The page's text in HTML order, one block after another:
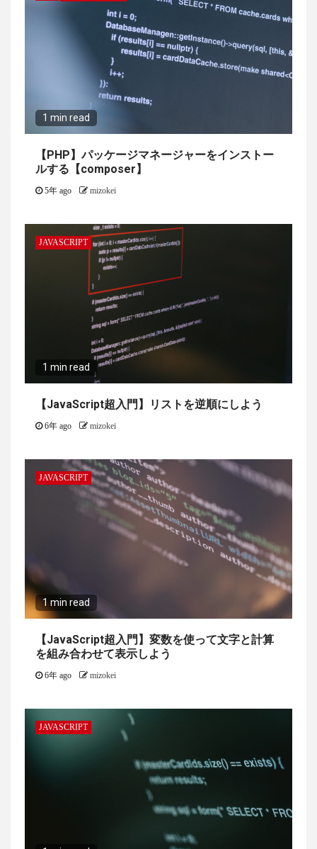
1 min read
【PHP】パッケージマネージャーをインストー
ルする【composer】
5年 ago mizokei
JAVASCRIPT
1 min read
【JavaScript超入門】リストを逆順にしよう
6年 ago mizokei
JAVASCRIPT
1 min read
【JavaScript超入門】変数を使って文字と計算
を組み合わせて表示しよう
6年 ago mizokei
JAVASCRIPT